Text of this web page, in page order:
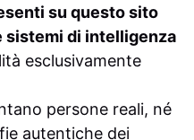
su questo sito
sistemi di intelligenza
esclusivamente
persone reali, né
autentiche dei